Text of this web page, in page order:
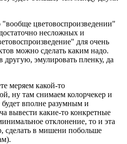
цветовоспроизведении"
несложных и
для очень
можно сделать каким надо.
другую, эмулировать пленку, да
меряем какой-то
ну там снимаем колорчекер и
вполне разумным и
вывести какие-то конкретные
отклонение, то и эта
сделать в мишени побольше